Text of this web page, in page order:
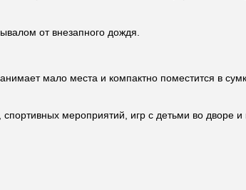
от внезапного дождя.
мало места и компактно поместится в
мероприятий, игр с детьми во дворе и